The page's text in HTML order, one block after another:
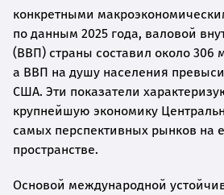
конкретными
по данным 2025 года, валовой
(ВВП) страны составил около 306
а ВВП на душу населения
США. Эти показатели
крупнейшую экономику
самых перспективных рынков на
пространстве.
Основой международной